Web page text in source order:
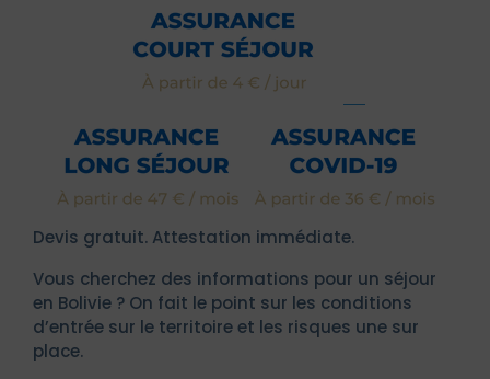
Devis gratuit. Attestation immédiate.
Vous cherchez des informations pour un séjour
en Bolivie ? On fait le point sur les conditions
d’entrée sur le territoire et les risques une sur
place.